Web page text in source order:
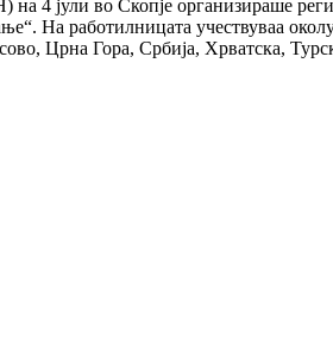
4 јули во Скопје организираше
На работилницата учествуваа
Црна Гора, Србија, Хрватска,